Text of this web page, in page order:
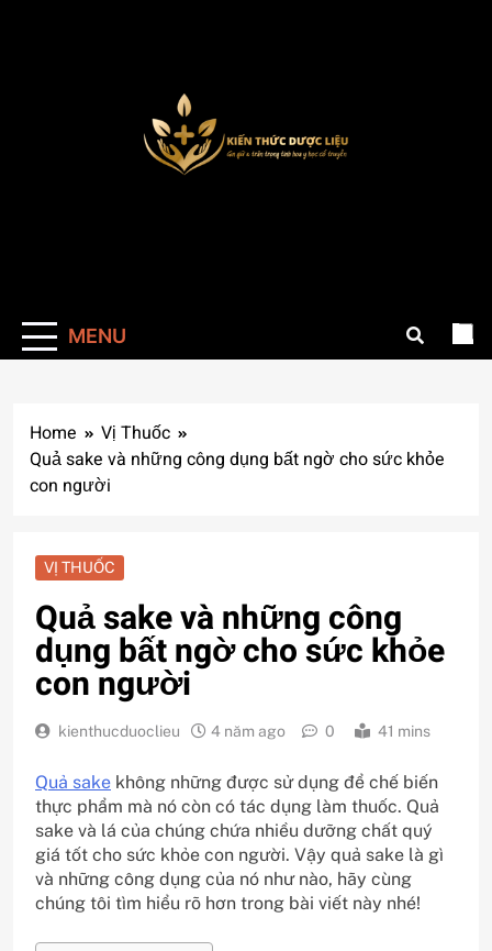
MENU
Home
Vị Thuốc
Quả sake và những công dụng bất ngờ cho sức khỏe
con người
VỊ THUỐC
Quả sake và những công
dụng bất ngờ cho sức khỏe
con người
kienthucduoclieu 4 năm ago 0 41 mins
Quả sake không những được sử dụng để chế biến
thực phẩm mà nó còn có tác dụng làm thuốc. Quả
sake và lá của chúng chứa nhiều dưỡng chất quý
giá tốt cho sức khỏe con người. Vậy quả sake là gì
và những công dụng của nó như nào, hãy cùng
chúng tôi tìm hiểu rõ hơn trong bài viết này nhé!